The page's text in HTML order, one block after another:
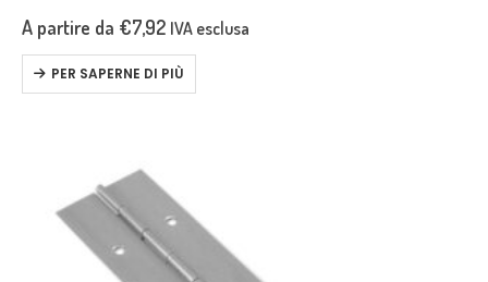
A partire da €7,92 IVA esclusa
PER SAPERNE DI PIÙ